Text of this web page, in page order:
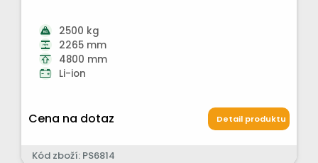
2500 kg
2265 mm
4800 mm
Li-ion
Cena na dotaz Detail produktu
Kód zboží: PS6814